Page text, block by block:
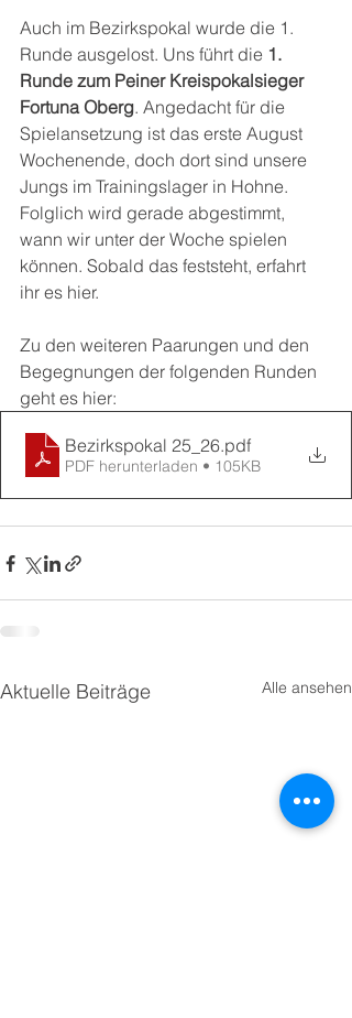
Auch im Bezirkspokal wurde die 1.
Runde ausgelost. Uns führt die 1.
Runde zum Peiner Kreispokalsieger
Fortuna Oberg. Angedacht für die
Spielansetzung ist das erste August
Wochenende, doch dort sind unsere
Jungs im Trainingslager in Hohne.
Folglich wird gerade abgestimmt,
wann wir unter der Woche spielen
können. Sobald das feststeht, erfahrt
ihr es hier.
Zu den weiteren Paarungen und den
Begegnungen der folgenden Runden
geht es hier:
Bezirkspokal 25_26.pdf
PDF herunterladen • 105KB
Aktuelle Beiträge Alle ansehen